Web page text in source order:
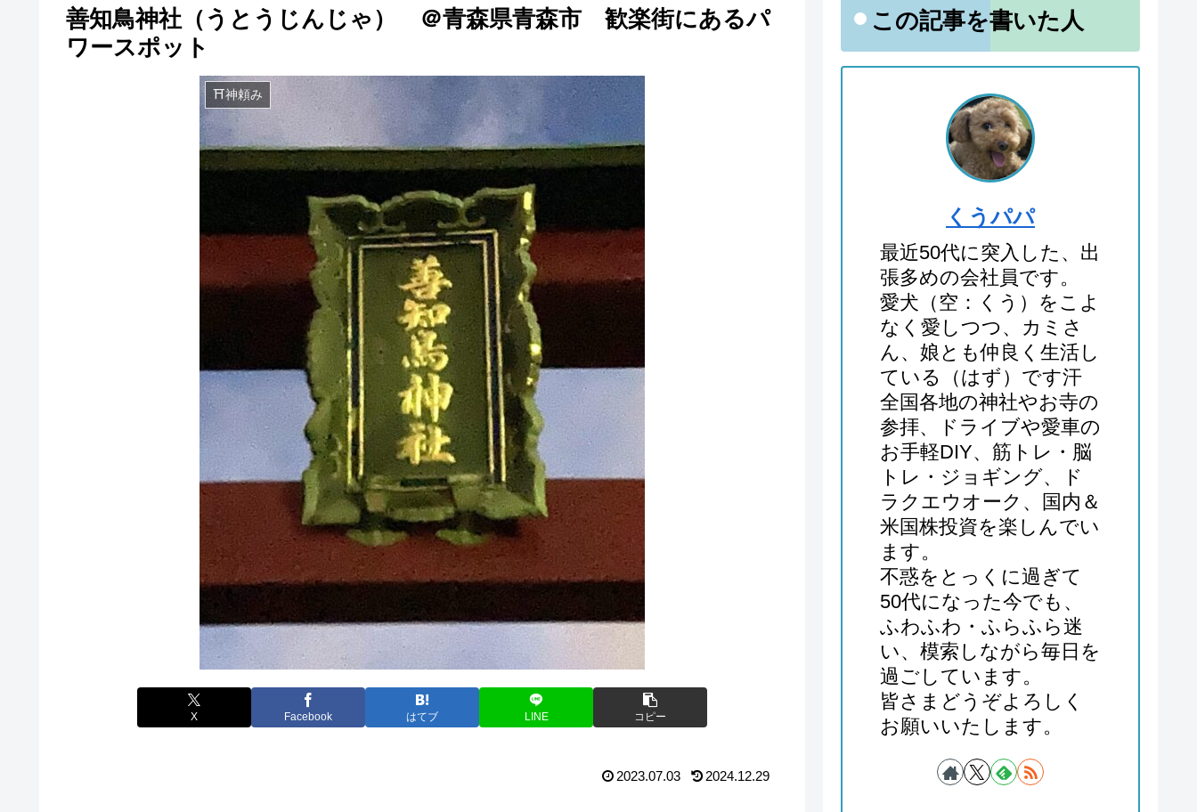
善知鳥神社（うとうじんじゃ） ＠青森県青森市 歓楽街にあるパ
ワースポット
⛩神頼み
X Facebook はてブ LINE コピー
2023.07.03 2024.12.29
この記事を書いた人
くうパパ
最近50代に突入した、出
張多めの会社員です。
愛犬（空：くう）をこよ
なく愛しつつ、カミさ
ん、娘とも仲良く生活し
ている（はず）です汗
全国各地の神社やお寺の
参拝、ドライブや愛車の
お手軽DIY、筋トレ・脳
トレ・ジョギング、ド
ラクエウオーク、国内＆
米国株投資を楽しんでい
ます。
不惑をとっくに過ぎて
50代になった今でも、
ふわふわ・ふらふら迷
い、模索しながら毎日を
過ごしています。
皆さまどうぞよろしく
お願いいたします。